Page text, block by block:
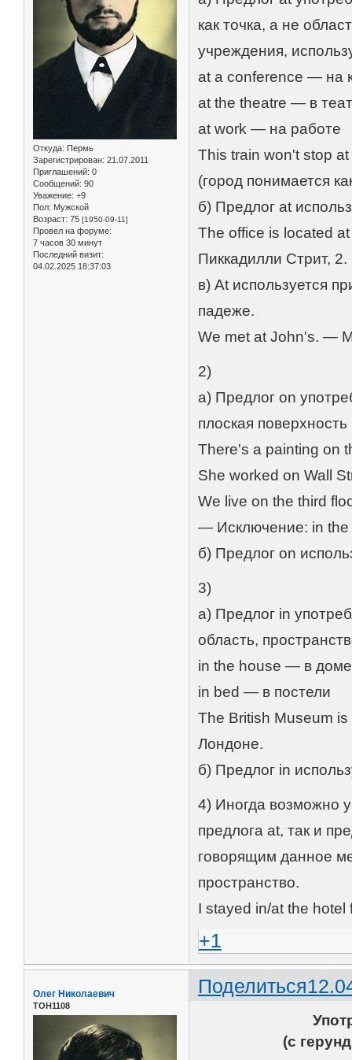
Откуда: Пермь
Зарегистрирован: 21.07.2011
Приглашений: 0
Сообщений: 90
Уважение: +9
Пол: Мужской
Возраст: 75 [1950-09-11]
Провел на форуме:
7 часов 30 минут
Последний визит:
04.02.2025 18:37:03
как точка, а не
учреждения,
at a conference — на
at the theatre — в
at work — на работе
This train won't stop
(город понимается
б) Предлог at
The office is located
Пиккадилли Стрит, 2.
в) At используется
падеже.
We met at John's. —
2)
а) Предлог on
плоская
There's a painting on
She worked on Wall
We live on the third
— Исключение: in
б) Предлог on
3)
а) Предлог in
область,
in the house — в доме
in bed — в постели
The British Museum
Лондоне.
б) Предлог in
4) Иногда возможно
предлога at, так и
говорящим данное
пространство.
I stayed in/at the
+1
Поделиться
Олег Николаевич
ТОН1108
(с